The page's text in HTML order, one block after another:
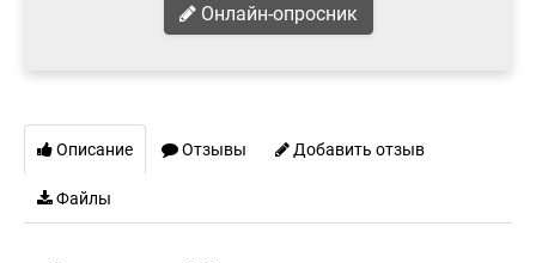
Онлайн-опросник
Описание Отзывы Добавить отзыв
Файлы